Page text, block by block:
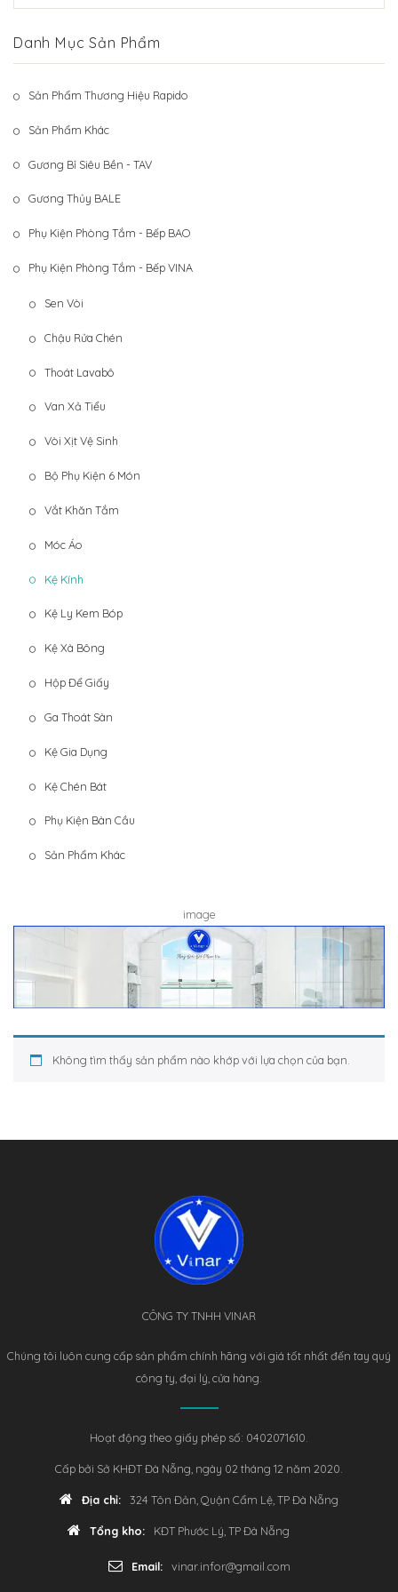
Phụ Kiện Phòng Tắm – Bếp VINA
Sản Phẩm Khác
Danh Mục Sản Phẩm
Sản Phẩm Thương Hiệu Rapido
Sản Phẩm Khác
Gương Bỉ Siêu Bền - TAV
Gương Thủy BALE
Phụ Kiện Phòng Tắm - Bếp BAO
Phụ Kiện Phòng Tắm - Bếp VINA
Sen Vòi
Chậu Rửa Chén
Thoát Lavabô
Van Xả Tiểu
Vòi Xịt Vệ Sinh
Bộ Phụ Kiện 6 Món
Vắt Khăn Tắm
Móc Áo
Kệ Kính
Kệ Ly Kem Bóp
Kệ Xà Bông
Hộp Để Giấy
Ga Thoát Sàn
Kệ Gia Dụng
Kệ Chén Bát
Phụ Kiện Bàn Cầu
Sản Phẩm Khác
image
Không tìm thấy sản phẩm nào khớp với lựa chọn của bạn.
CÔNG TY TNHH VINAR
Chúng tôi luôn cung cấp sản phẩm chính hãng với giá tốt nhất đến tay quý
công ty, đại lý, cửa hàng.
Hoạt động theo giấy phép số: 0402071610.
Cấp bởi Sở KHĐT Đà Nẵng, ngày 02 tháng 12 năm 2020.
Địa chỉ: 324 Tôn Đản, Quận Cẩm Lệ, TP Đà Nẵng
Tổng kho: KĐT Phước Lý, TP Đà Nẵng
Email: vinar.infor@gmail.com